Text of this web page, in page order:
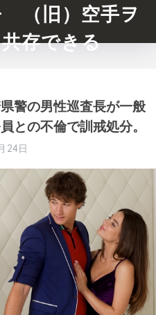
（旧）空手ヲ
存できる
警の男性巡査長が一般
との不倫で訓戒処分。
24日